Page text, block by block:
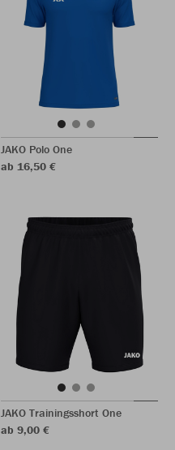
JAKO Polo One
ab 16,50 €
JAKO Trainingsshort One
ab 9,00 €